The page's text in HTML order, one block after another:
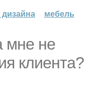
мебель
мне не
клиента?